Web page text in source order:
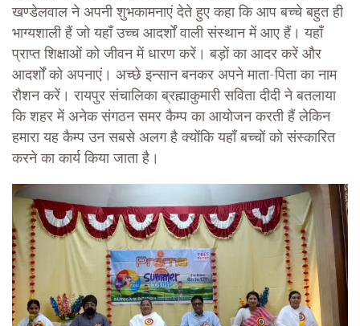
खण्डेलवाल ने अपनी शुभकामनाएं देते हुए कहा कि आप बच्चे बहुत ही
भाग्यशाली हैं जो यहाँ उच्च आदर्शों वाली संस्थान में आए हैं। यहाँ
प्राप्त शिक्षाओं को जीवन में धारण करें। बड़ों का आदर करें और
आदर्शों को अपनाएं। अच्छे इन्सान बनकर अपने माता-पिता का नाम
रौशन करें। रायपुर संचालिका ब्रह्माकुमारी सविता दीदी ने बतलाया
कि शहर में अनेक संगठन समर कैम्प का आयोजन करती हैं लेकिन
हमारा यह कैम्प उन सबसे अलग है क्योंकि यहाँ बच्चों को संस्कारित
करने का कार्य किया जाता है।